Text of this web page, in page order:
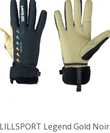
LILLSPORT Legend Gold Noir